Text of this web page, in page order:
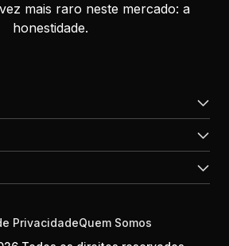
mais raro neste mercado: a
honestidade.
PrivacidadeQuem Somos